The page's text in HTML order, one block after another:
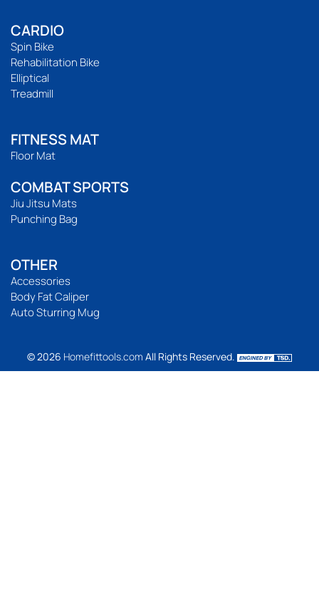
CARDIO
Spin Bike
Rehabilitation Bike
Elliptical
Treadmill
FITNESS MAT
Floor Mat
COMBAT SPORTS
Jiu Jitsu Mats
Punching Bag
OTHER
Accessories
Body Fat Caliper
Auto Sturring Mug
© 2026 Homefittools.com All Rights Reserved.